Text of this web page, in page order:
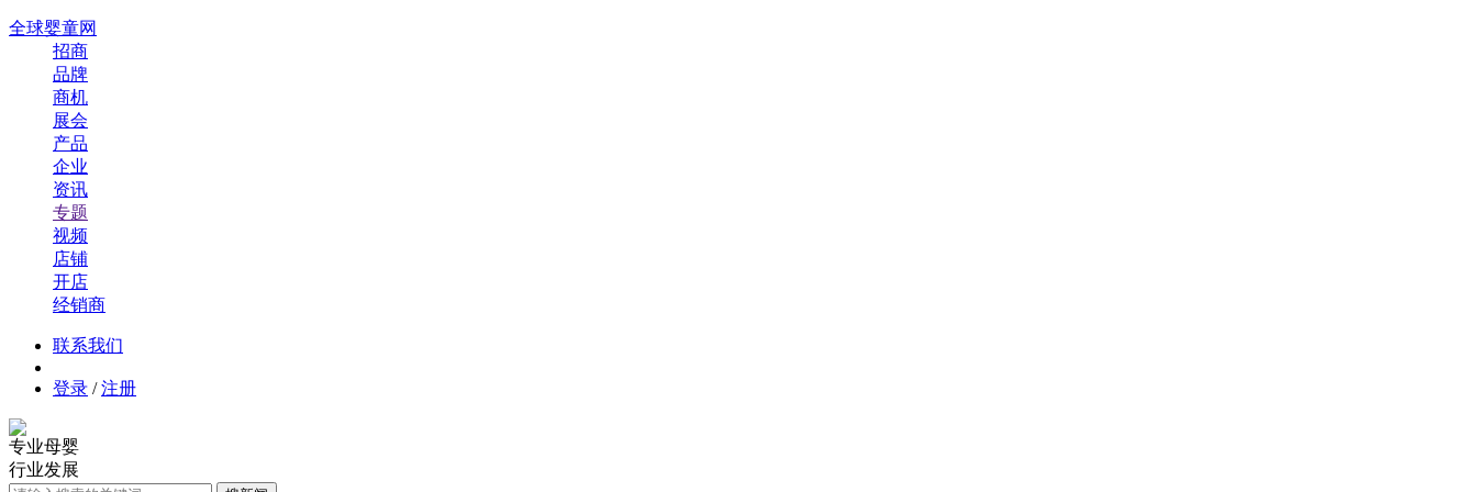
全球婴童网
招商
品牌
商机
展会
产品
企业
资讯
专题
视频
店铺
开店
经销商
联系我们
登录 /注册
专业母婴
行业发展